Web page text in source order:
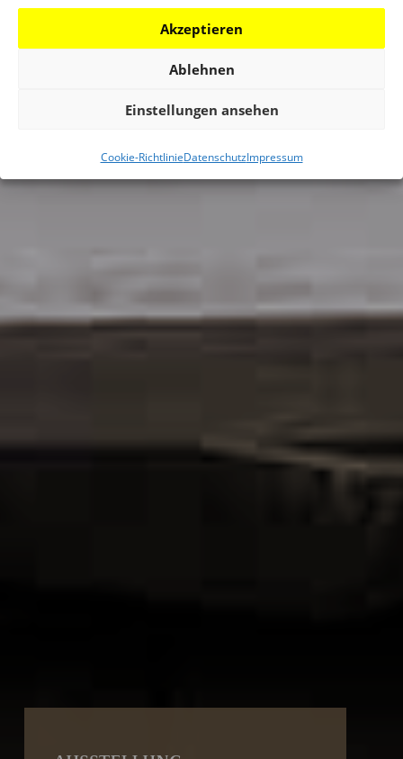
Akzeptieren
Ablehnen
Einstellungen ansehen
Cookie-RichtlinieDatenschutzImpressum